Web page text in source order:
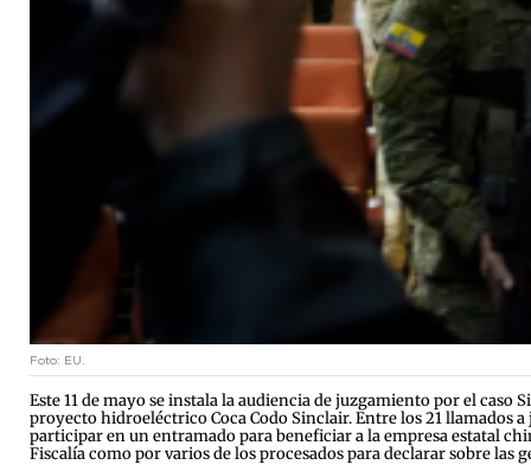
Foto: EU.
Este 11 de mayo se instala la audiencia de juzgamiento por el
proyecto hidroeléctrico Coca Codo Sinclair. Entre los 21 llamados
participar en un entramado para beneficiar a la empresa estatal
Fiscalía como por varios de los procesados para declarar sobre